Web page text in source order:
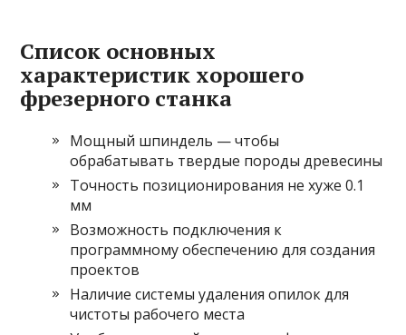
Список основных
характеристик хорошего
фрезерного станка
Мощный шпиндель — чтобы
обрабатывать твердые породы древесины
Точность позиционирования не хуже 0.1
мм
Возможность подключения к
программному обеспечению для создания
проектов
Наличие системы удаления опилок для
чистоты рабочего места